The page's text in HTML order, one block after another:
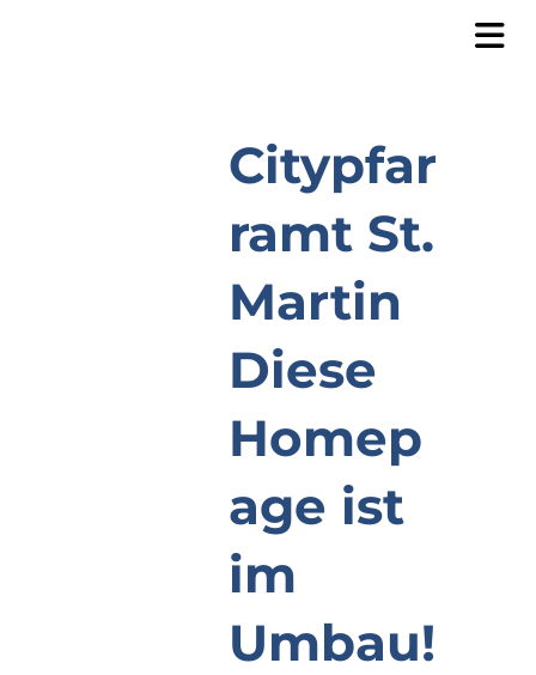
Citypfar
ramt St.
Martin
Diese
Homep
age ist
im
Umbau!